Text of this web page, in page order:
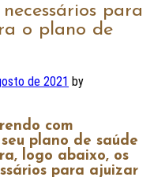
para
o plano de
de 2021 by
com
plano de saúde
logo abaixo, os
para ajuizar